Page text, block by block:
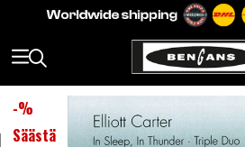
-%
Säästä